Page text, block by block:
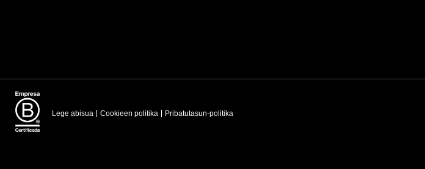
Lege abisua Cookieen politika Pribatutasun-politika